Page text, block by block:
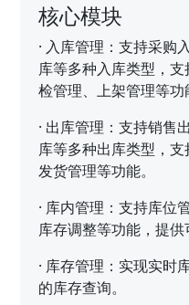
核心模块
· 入库管理：支持采购
库等多种入库类型，
检管理、上架管理等功
· 出库管理：支持销售
库等多种出库类型，支
发货管理等功能。
· 库内管理：支持库位
库存调整等功能，提供
· 库存管理：实现实时
的库存查询。